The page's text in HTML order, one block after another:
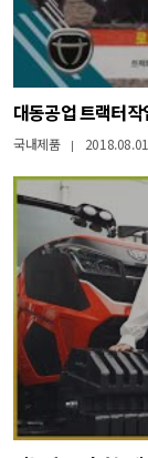
대동공업 트랙터
국내제품 | 2018.08.01